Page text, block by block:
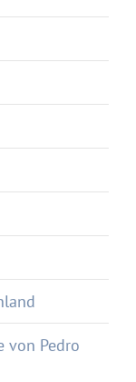
von Pedro